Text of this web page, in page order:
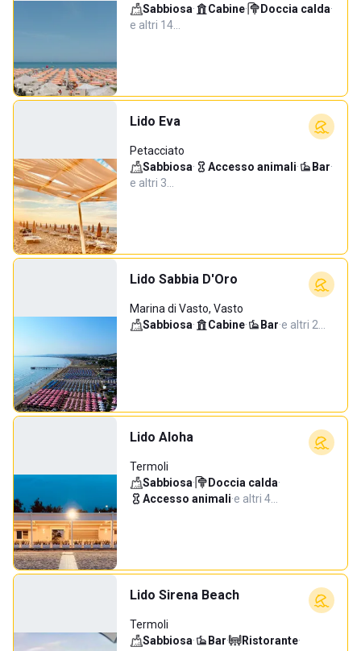
Sabbiosa· Cabine· Doccia calda·
e altri 14…
Lido Eva
Petacciato
Sabbiosa· Accesso animali· Bar·
e altri 3…
Lido Sabbia D'Oro
Marina di Vasto, Vasto
Sabbiosa· Cabine· Bar·e altri 2…
Lido Aloha
Termoli
Sabbiosa· Doccia calda·
Accesso animali·e altri 4…
Lido Sirena Beach
Termoli
Sabbiosa· Bar· Ristorante·